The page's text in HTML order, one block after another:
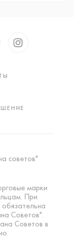
советов"
марки
При
Советов".
Советов в